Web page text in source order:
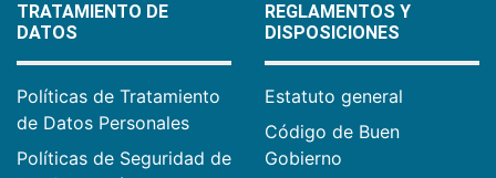
TRATAMIENTO DE
DATOS
Políticas de Tratamiento
de Datos Personales
Políticas de Seguridad de
REGLAMENTOS Y
DISPOSICIONES
Estatuto general
Código de Buen
Gobierno